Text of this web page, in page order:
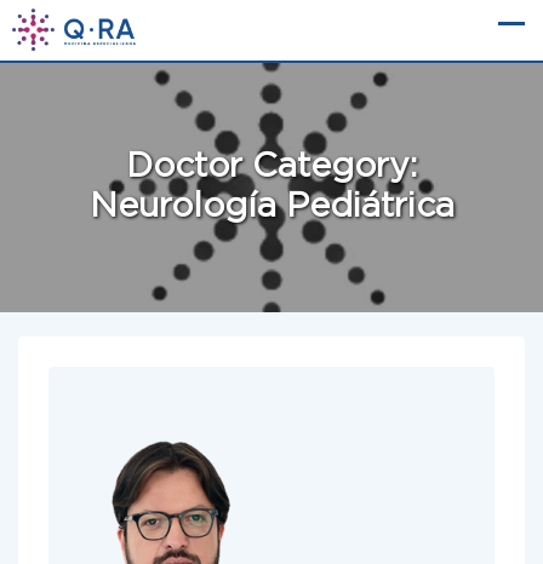
Skip
to
Doctor Category:
Neurología Pediátrica